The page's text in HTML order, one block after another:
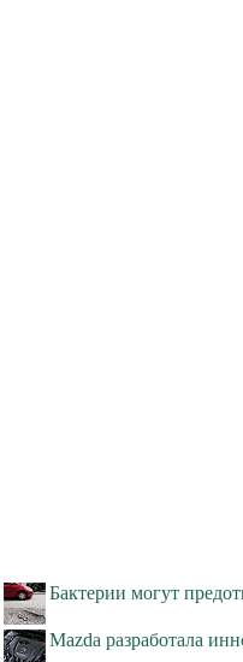
Бактерии могут
Mazda разработала